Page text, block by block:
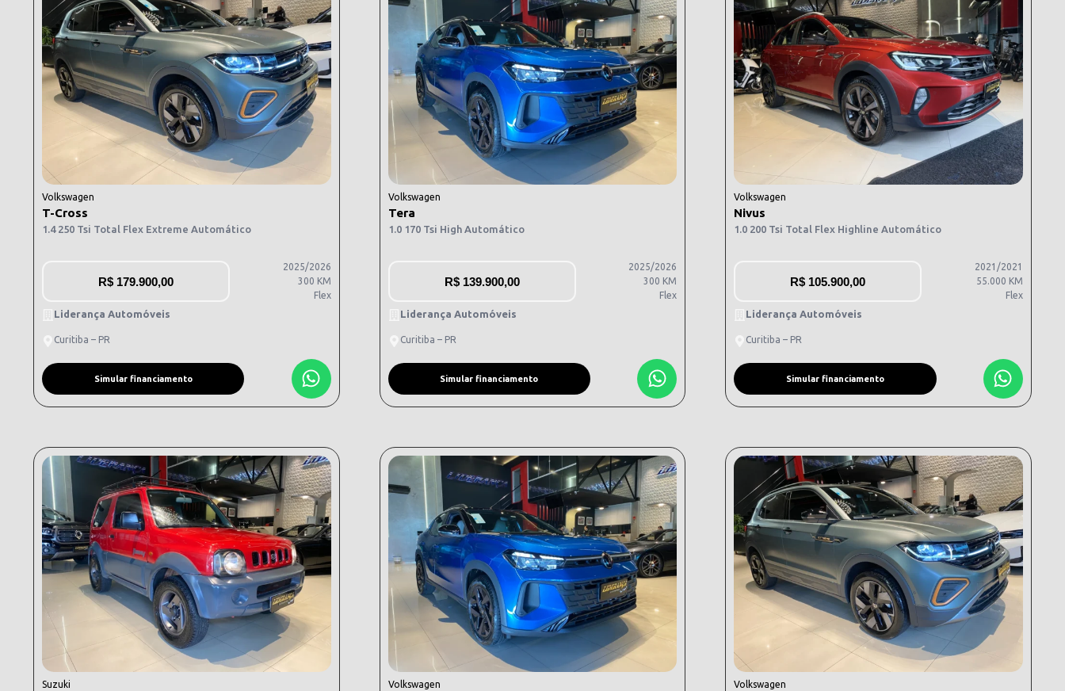
Volkswagen
T-Cross
1.4 250 Tsi Total Flex Extreme Automático
R$ 179.900,00
2025/2026
300 KM
Flex
Liderança Automóveis
Curitiba – PR
Simular financiamento
Volkswagen
Tera
1.0 170 Tsi High Automático
R$139.900,00
2025/2026
300 KM
Flex
Liderança Automóveis
Curitiba – PR
Simular financiamento
Volkswagen
Nivus
1.0 200 Tsi Total Flex Highline Automático
R$ 105.900,00
2021/2021
55.000 KM
Flex
Liderança Automóveis
Curitiba – PR
Simular financiamento
Suzuki Volkswagen Volkswagen